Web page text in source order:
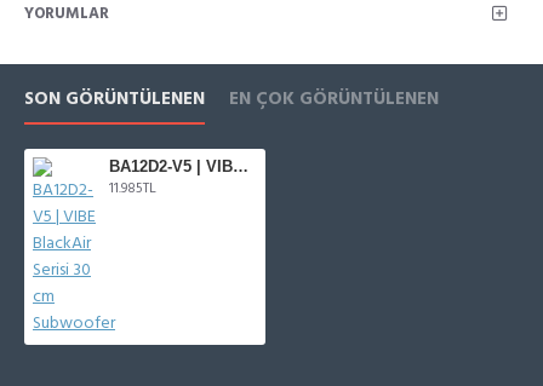
YORUMLAR
SON GÖRÜNTÜLENEN EN ÇOK GÖRÜNTÜLENEN
BA12D2-V5 | VIBE BlackAir Serisi 30 cm Subwoofer
11.985TL